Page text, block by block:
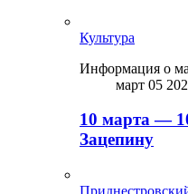
Культура
Информация о
март 05
10 марта —
Зацепину